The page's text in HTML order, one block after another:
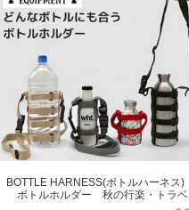
BOTTLE HARNESS(ボトルハーネス)
ボトルホルダー 秋の行楽・トラベ